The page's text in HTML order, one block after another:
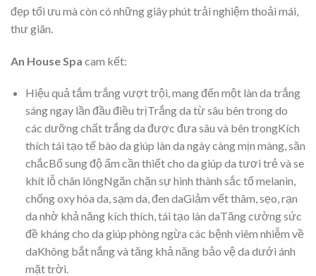
đẹp tối ưu mà còn có những giây phút trải nghiệm thoải mái,
thư giãn.
An House Spa cam kết:
Hiệu quả tắm trắng vượt trội, mang đến một làn da trắng
sáng ngay lần đầu điều trịTrắng da từ sâu bên trong do
các dưỡng chất trắng da được đưa sâu và bên trongKích
thích tái tạo tế bào da giúp làn da ngày càng mịn màng, săn
chắcBổ sung độ ẩm cần thiết cho da giúp da tươi trẻ và se
khít lỗ chân lôngNgăn chặn sự hình thành sắc tố melanin,
chống oxy hóa da, sạm da, đen daGiảm vết thâm, sẹo, rạn
da nhờ khả năng kích thích, tái tạo làn daTăng cường sức
đề kháng cho da giúp phòng ngừa các bệnh viêm nhiễm về
daKhông bắt nắng và tăng khả năng bảo vệ da dưới ánh
mặt trời.